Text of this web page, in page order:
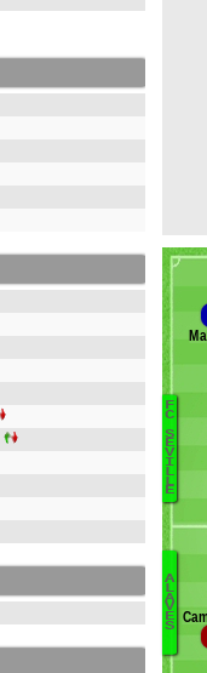
F
C
S
E
V
I
L
L
E
A
L
A
V
E
S